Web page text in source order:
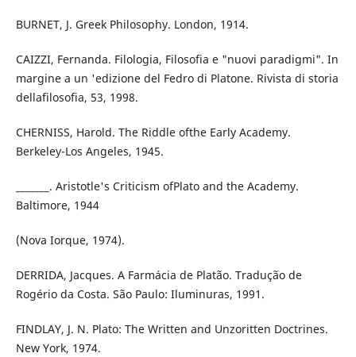
BURNET, J. Greek Philosophy. London, 1914.
CAIZZI, Fernanda. Filologia, Filosofia e "nuovi paradigmi". In
margine a un 'edizione del Fedro di Platone. Rivista di storia
dellafilosofia, 53, 1998.
CHERNISS, Harold. The Riddle ofthe Early Academy.
Berkeley-Los Angeles, 1945.
_______. Aristotle's Criticism ofPlato and the Academy.
Baltimore, 1944
(Nova Iorque, 1974).
DERRIDA, Jacques. A Farmácia de Platão. Tradução de
Rogério da Costa. São Paulo: Iluminuras, 1991.
FINDLAY, J. N. Plato: The Written and Unzoritten Doctrines.
New York, 1974.